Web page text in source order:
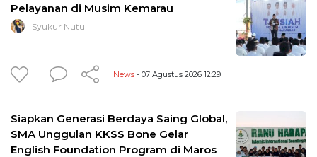
Pelayanan di Musim Kemarau
Syukur Nutu
News - 07 Agustus 2026 12:29
Siapkan Generasi Berdaya Saing Global,
SMA Unggulan KKSS Bone Gelar
English Foundation Program di Maros